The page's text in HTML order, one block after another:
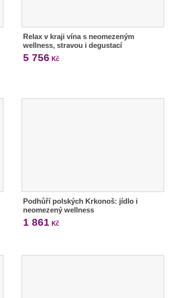
Relax v kraji vína s neomezeným
wellness, stravou i degustací
5 756 Kč
Podhůří polských Krkonoš: jídlo i
neomezený wellness
1 861 Kč